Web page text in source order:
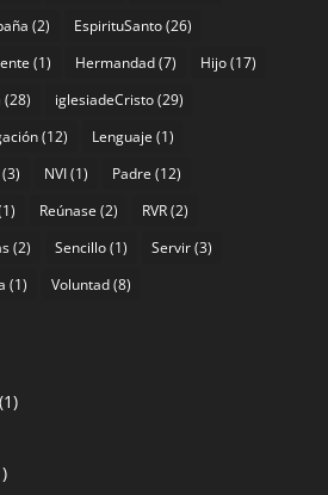
(2) EspirituSanto(26)
(1) Hermandad(7) Hijo(17)
(28) iglesiadeCristo(29)
(12) Lenguaje (1)
(3) NVI(1) Padre (12)
Reúnase (2) RVR(2)
(2) Sencillo(1) Servir(3)
(1) Voluntad(8)